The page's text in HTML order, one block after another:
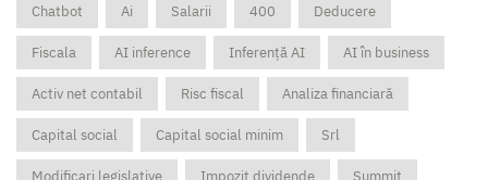
Chatbot Ai Salarii 400 Deducere
Fiscala AI inference Inferență AI AI în business
Activ net contabil Risc fiscal Analiza financiară
Capital social Capital social minim Srl
Modificari legislative Impozit dividende Summit